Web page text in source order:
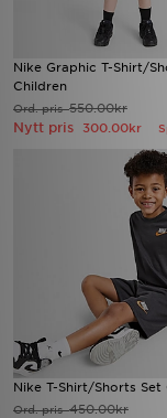
Nike Graphic T-Shirt/
Children
Ord. pris550.00kr
Nytt pris 300.00kr
Nike T-Shirt/Shorts Set
Ord. pris450.00kr